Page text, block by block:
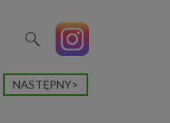
NASTĘPNY>